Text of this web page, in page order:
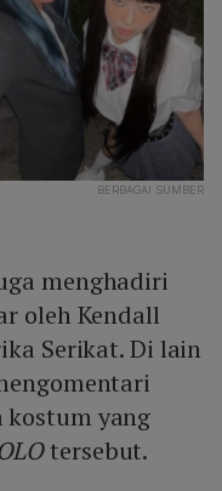
BERBAGAI SUMBER
menghadiri
oleh Kendall
Serikat. Di lain
yang
tersebut.